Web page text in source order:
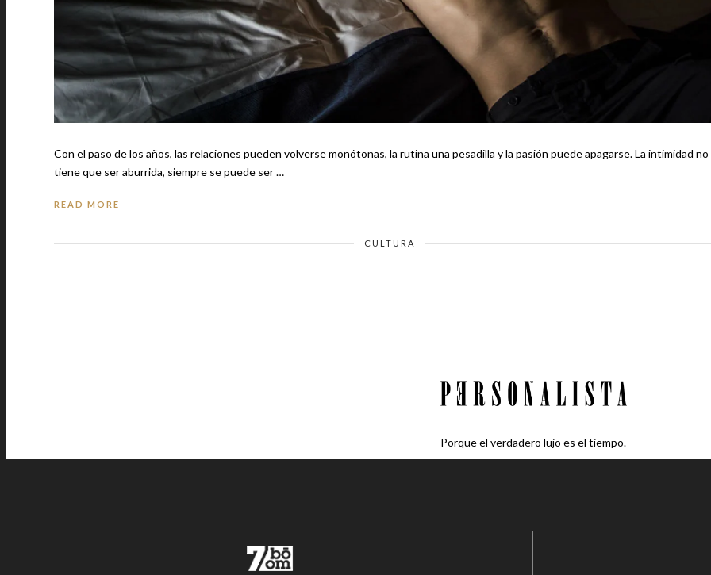
Con el paso de los años, las relaciones pueden volverse monótonas, la rutina una pesadilla y la pasión puede apagarse. La intimidad no
tiene que ser aburrida, siempre se puede ser …
READ MORE
CULTURA
Porque el verdadero lujo es el tiempo.